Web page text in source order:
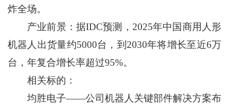
炸全场。
产业前景：据IDC预测，2025年中国商用人形
机器人出货量约5000台，到2030年将增长至近6万
台，年复合增长率超过95%。
相关标的：
均胜电子——公司机器人关键部件解决方案布